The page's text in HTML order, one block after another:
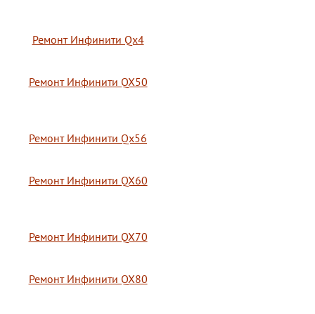
Ремонт Инфинити Qx4
Ремонт Инфинити QX50
Ремонт Инфинити Qx56
Ремонт Инфинити QX60
Ремонт Инфинити QX70
Ремонт Инфинити QX80